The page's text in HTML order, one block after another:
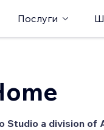
Послуги
Studio a division of